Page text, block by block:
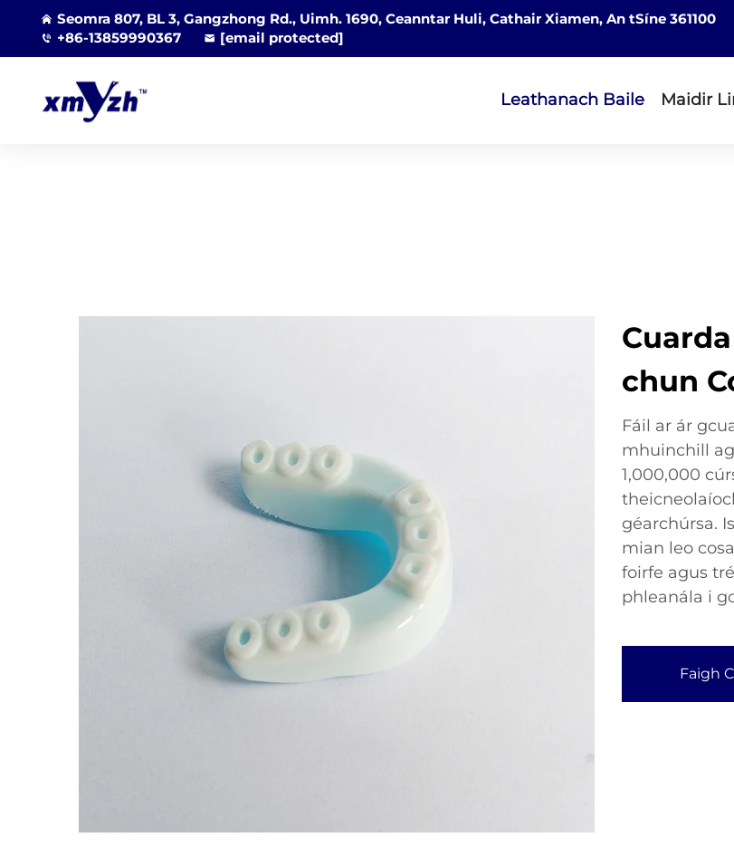
Seomra 807, BL 3, Gangzhong Rd., Uimh. 1690, Ceanntar Huli, Cathair Xiamen, An tSíne 361100
+86-13859990367
[email protected]
Leathanach Baile Maidir
chun
Fáil ar ár
mhuinchill
1,000,000
géarchúrsa.
mian leo
foirfe agus
phleanála i
Faigh